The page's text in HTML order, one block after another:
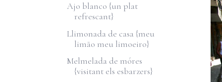
Ajo blanco {un plat
refrescant}
Llimonada de casa {meu
limão meu limoeiro}
Melmelada de móres
{visitant els esbarzers}